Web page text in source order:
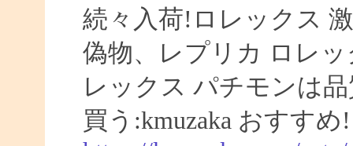
続々入荷!ロレックス
偽物、レプリカ ロレ
レックス パチモンは
買う:kmuzaka おすすめ!